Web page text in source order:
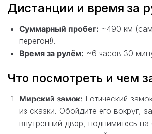
Дистанции и время за
Суммарный пробег: ~490 км
перегон!).
Время за рулём: ~6 часов 30
Что посмотреть и чем
Мирский замок: Готический
из сказки. Обойдите его вокруг,
внутренний двор, поднимитесь